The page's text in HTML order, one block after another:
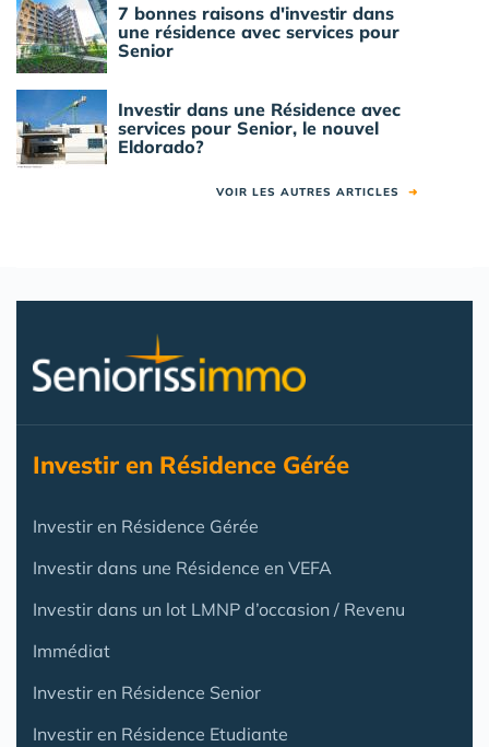
7 bonnes raisons d'investir dans
une résidence avec services pour
Senior
Investir dans une Résidence avec
services pour Senior, le nouvel
Eldorado?
VOIR LES AUTRES ARTICLES ➜
Investir en Résidence Gérée
Investir en Résidence Gérée
Investir dans une Résidence en VEFA
Investir dans un lot LMNP d’occasion / Revenu
Immédiat
Investir en Résidence Senior
Investir en Résidence Etudiante